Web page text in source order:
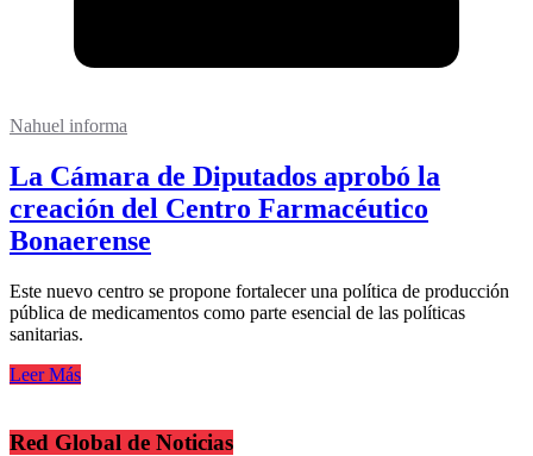
Nahuel informa
La Cámara de Diputados aprobó la
creación del Centro Farmacéutico
Bonaerense
Este nuevo centro se propone fortalecer una política de producción
pública de medicamentos como parte esencial de las políticas
sanitarias.
Leer Más
Red Global de Noticias